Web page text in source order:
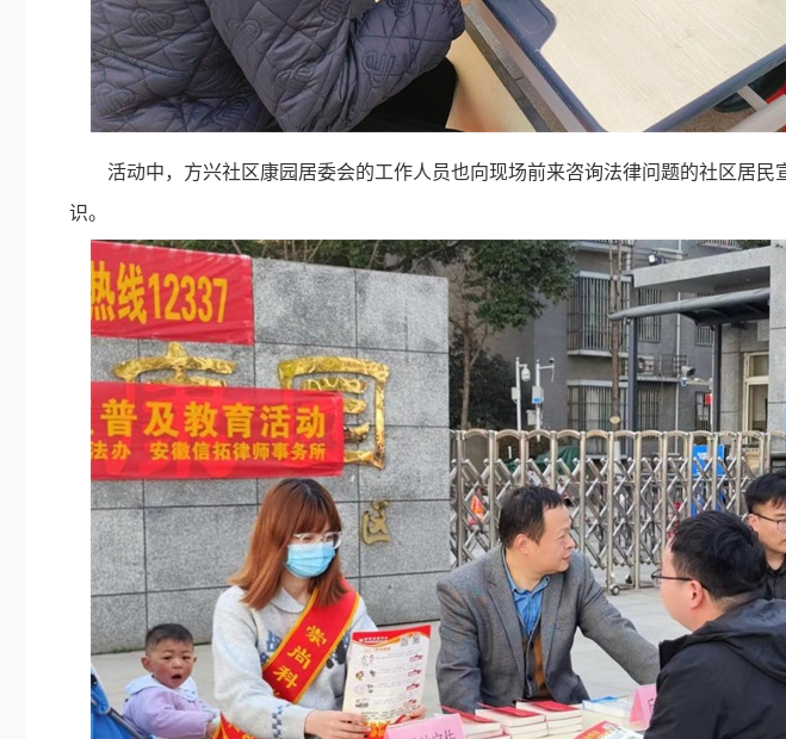
活动中，方兴社区康园居委会的工作人员也向现场前来咨询法律问题的社区居民
识。